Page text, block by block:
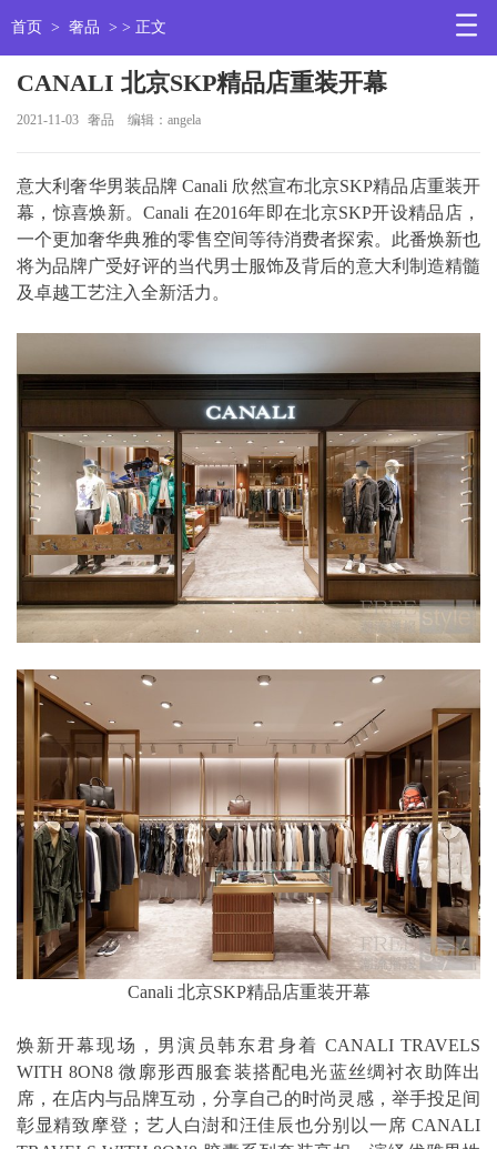
首页 > 奢品 > > 正文
CANALI 北京SKP精品店重装开幕
2021-11-03 奢品 编辑：angela
意大利奢华男装品牌 Canali 欣然宣布北京SKP精品店重装开
幕，惊喜焕新。Canali 在2016年即在北京SKP开设精品店，
一个更加奢华典雅的零售空间等待消费者探索。此番焕新也
将为品牌广受好评的当代男士服饰及背后的意大利制造精髓
及卓越工艺注入全新活力。
Canali 北京SKP精品店重装开幕
焕新开幕现场，男演员韩东君身着 CANALI TRAVELS
WITH 8ON8 微廓形西服套装搭配电光蓝丝绸衬衣助阵出
席，在店内与品牌互动，分享自己的时尚灵感，举手投足间
彰显精致摩登；艺人白澍和汪佳辰也分别以一席 CANALI